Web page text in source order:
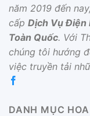
năm 2019 đến
cấp Dịch Vụ Điện
Toàn Quốc. Với
chúng tôi hướng
việc truyền tải
DANH MỤC